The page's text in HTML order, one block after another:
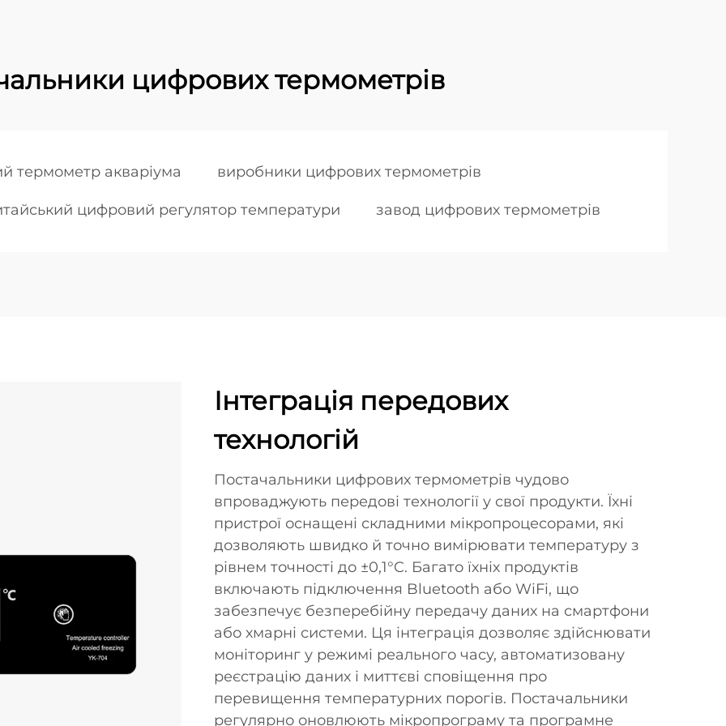
цифрових термометрів
термометр акваріума виробники цифрових термометрів
цифровий регулятор температури завод цифрових термометрів
Інтеграція передових
технологій
Постачальники цифрових термометрів чудово
впроваджують передові технології у свої продукти. Їхні
пристрої оснащені складними мікропроцесорами, які
дозволяють швидко й точно вимірювати температуру з
рівнем точності до ±0,1°C. Багато їхніх продуктів
включають підключення Bluetooth або WiFi, що
забезпечує безперебійну передачу даних на смартфони
або хмарні системи. Ця інтеграція дозволяє здійснювати
моніторинг у режимі реального часу, автоматизовану
реєстрацію даних і миттєві сповіщення про
перевищення температурних порогів. Постачальники
регулярно оновлюють мікропрограму та програмне